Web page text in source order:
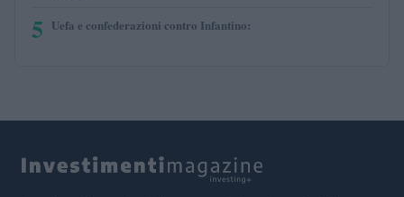
5 Uefa e confederazioni contro Infantino: